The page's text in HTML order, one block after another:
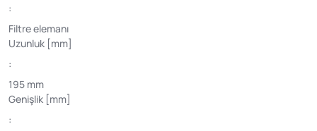
:
Filtre elemanı
Uzunluk [mm]
:
195 mm
Genişlik [mm]
: